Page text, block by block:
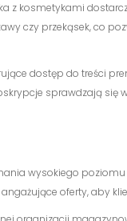
z kosmetykami
czy przekąsek, co
dostęp do treści
sprawdzają się
wysokiego
oferty, aby